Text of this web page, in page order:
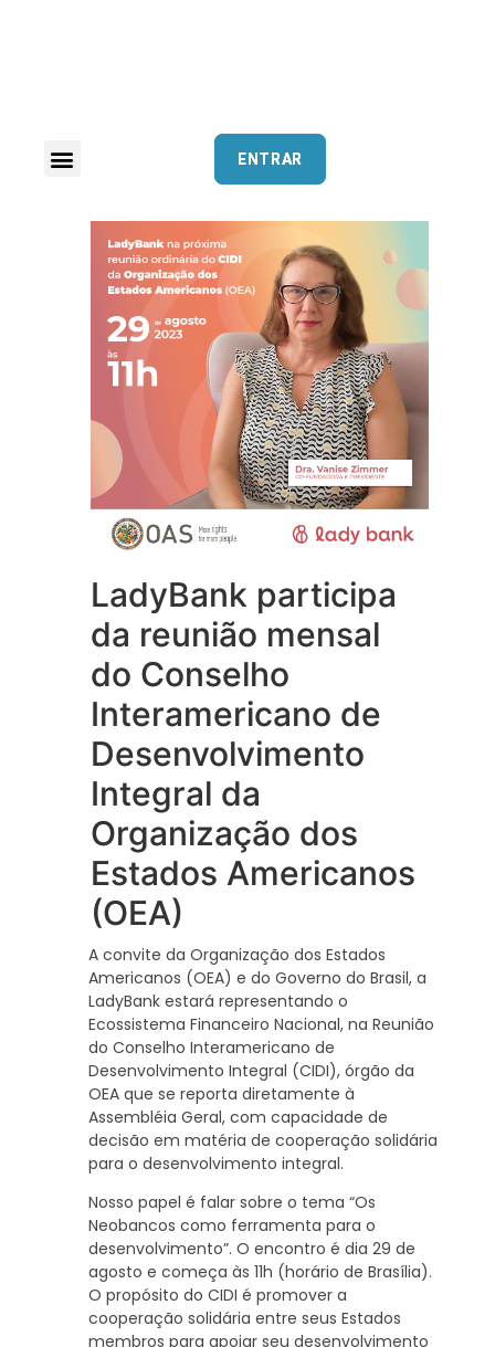
ENTRAR
LadyBank participa
da reunião mensal
do Conselho
Interamericano de
Desenvolvimento
Integral da
Organização dos
Estados Americanos
(OEA)
A convite da Organização dos Estados
Americanos (OEA) e do Governo do Brasil, a
LadyBank estará representando o
Ecossistema Financeiro Nacional, na Reunião
do Conselho Interamericano de
Desenvolvimento Integral (CIDI), órgão da
OEA que se reporta diretamente à
Assembléia Geral, com capacidade de
decisão em matéria de cooperação solidária
para o desenvolvimento integral.
Nosso papel é falar sobre o tema “Os
Neobancos como ferramenta para o
desenvolvimento”. O encontro é dia 29 de
agosto e começa às 11h (horário de Brasília).
O propósito do CIDI é promover a
cooperação solidária entre seus Estados
membros para apoiar seu desenvolvimento